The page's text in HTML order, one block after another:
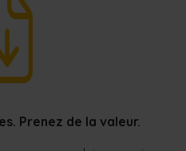
Prenez de la valeur.